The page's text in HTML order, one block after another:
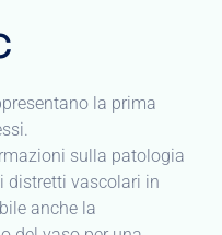
la prima
sulla patologia
distretti vascolari in
anche la